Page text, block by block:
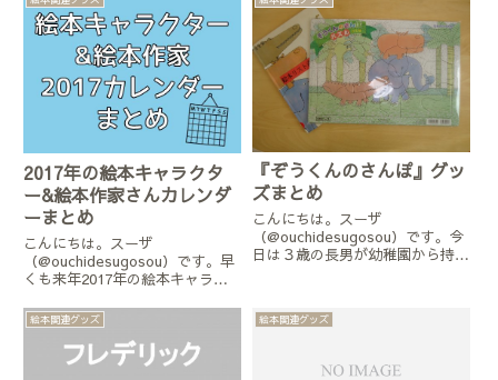
2017年の絵本キャラクタ
ー&絵本作家さんカレンダ
ーまとめ
こんにちは。スーザ
（@ouchidesugosou）です。早
くも来年2017年の絵本キャラク
が一部予約開始になっていま
す!!2016年のカレンダーをこちら
の記事にまとめていたんですが、
けっこう絵本関連のカレンダ...
『ぞうくんのさんぽ』グッ
ズまとめ
こんにちは。スーザ
（@ouchidesugosou）です。今
日は３歳の長男が幼稚園から持っ
ぽ』グッズをまとめてみました。
この順番でどうぞぞうくんのさん
絵本関連グッズ 絵本関連グッズ